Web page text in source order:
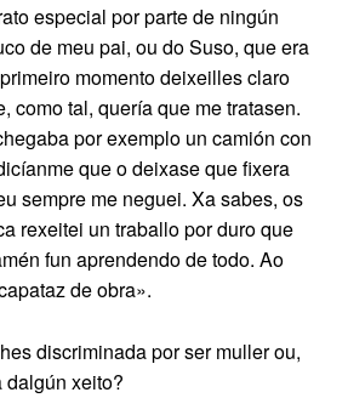
especial por parte de ningún
de meu pai, ou do Suso, que era
momento deixeilles claro
como tal, quería que me tratasen.
por exemplo un camión con
que o deixase que fixera
sempre me neguei. Xa sabes, os
rexeitei un traballo por duro que
fun aprendendo de todo. Ao
de obra».
discriminada por ser muller ou,
dalgún xeito?